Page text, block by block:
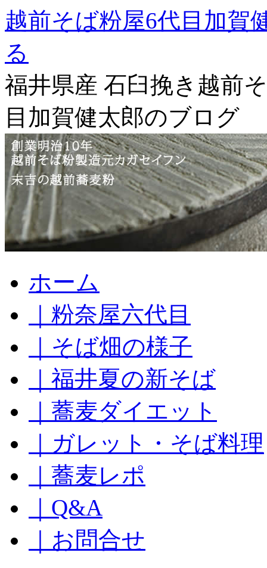
越前そば粉屋6代目加賀
る
福井県産 石臼挽き越前
目加賀健太郎のブログ
ン
ツ
ス
プ
ホーム
｜粉奈屋六代目
｜そば畑の様子
｜福井夏の新そば
｜蕎麦ダイエット
｜ガレット・そば料理
｜蕎麦レポ
｜Q&A
｜お問合せ